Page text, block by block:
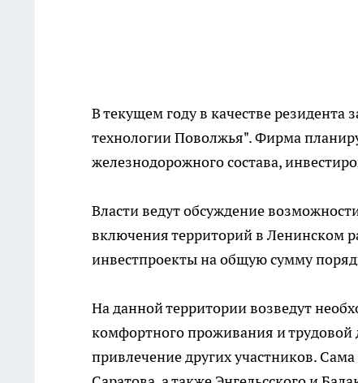
В текущем году в качестве
технологии Поволжья". Фирма
железнодорожного состава,
Власти ведут обсуждение
включения территорий в Ленинском
инвестпроекты на общую сумму
На данной территории возведут
комфортного проживания и трудовой
привлечение других участников.